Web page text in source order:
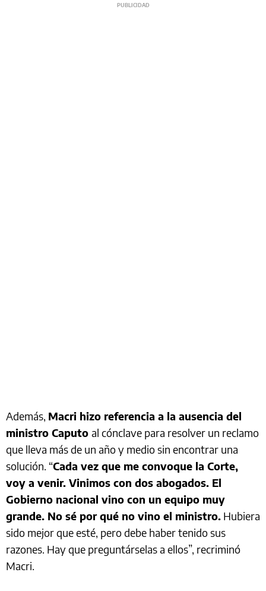
Además, Macri hizo referencia a la ausencia del
ministro Caputo al cónclave para resolver un reclamo
que lleva más de un año y medio sin encontrar una
solución. “Cada vez que me convoque la Corte,
voy a venir. Vinimos con dos abogados. El
Gobierno nacional vino con un equipo muy
grande. No sé por qué no vino el ministro. Hubiera
sido mejor que esté, pero debe haber tenido sus
razones. Hay que preguntárselas a ellos”, recriminó
Macri.